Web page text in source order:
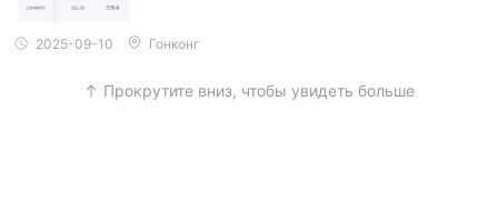
2025-09-10 Гонконг
Прокрутите вниз, чтобы увидеть больше